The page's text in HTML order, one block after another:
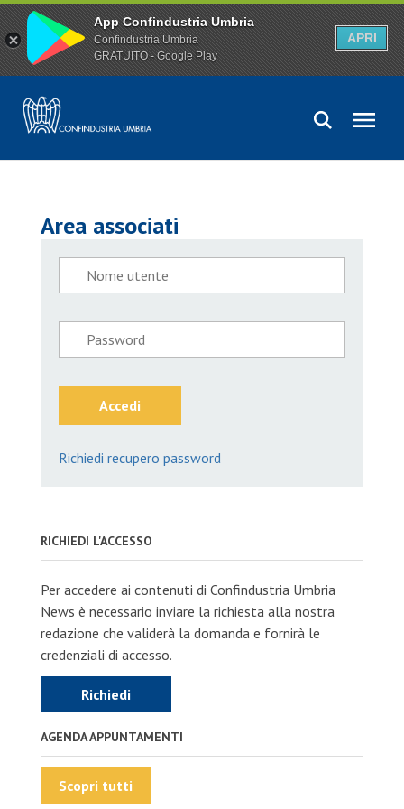
Area associati
Accedi
Richiedi recupero password
RICHIEDI L'ACCESSO
Per accedere ai contenuti di Confindustria Umbria
News è necessario inviare la richiesta alla nostra
redazione che validerà la domanda e fornirà le
credenziali di accesso.
Richiedi
AGENDA APPUNTAMENTI
Scopri tutti
App Confindustria Umbria
Confindustria Umbria
GRATUITO - Google Play
APRI